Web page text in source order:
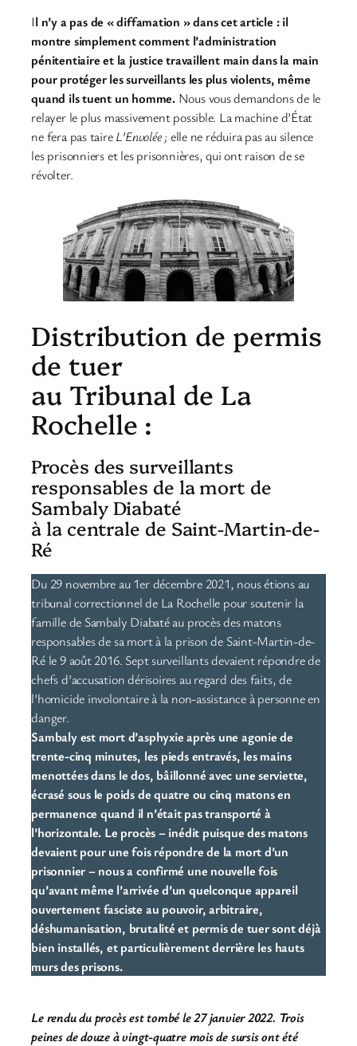
Il n’y a pas de « diffamation » dans cet article : il
montre simplement comment l’administration
pénitentiaire et la justice travaillent main dans la main
pour protéger les surveillants les plus violents, même
quand ils tuent un homme. Nous vous demandons de le
relayer le plus massivement possible. La machine d’État
ne fera pas taireL’Envolée ; elle ne réduira pas au silence
les prisonniers et les prisonnières, qui ont raison de se
révolter.
Distribution de permis
de tuer
au Tribunal de La
Rochelle :
Procès des surveillants
responsables de la mort de
Sambaly Diabaté
à la centrale de Saint-Martin-de-
Ré
Du 29 novembre au 1er décembre 2021, nous étions au
tribunal correctionnel de La Rochelle pour soutenir la
famille de Sambaly Diabaté au procès des matons
responsables de sa mort à la prison de Saint-Martin-de-
Ré le 9 août 2016. Sept surveillants devaient répondre de
chefs d’accusation dérisoires au regard des faits, de
l’homicide involontaire à la non-assistance à personne en
danger.
Sambaly est mort d’asphyxie après une agonie de
trente-cinq minutes, les pieds entravés, les mains
menottées dans le dos, bâillonné avec une serviette,
écrasé sous le poids de quatre ou cinq matons en
permanence quand il n’était pas transporté à
l’horizontale. Le procès – inédit puisque des matons
devaient pour une fois répondre de la mort d’un
prisonnier – nous a confirmé une nouvelle fois
qu’avant même l’arrivée d’un quelconque appareil
ouvertement fasciste au pouvoir, arbitraire,
déshumanisation, brutalité et permis de tuer sont déjà
bien installés, et particulièrement derrière les hauts
murs des prisons.
Le rendu du procès est tombé le 27 janvier 2022. Trois
peines de douze à vingt-quatre mois de sursis ont été